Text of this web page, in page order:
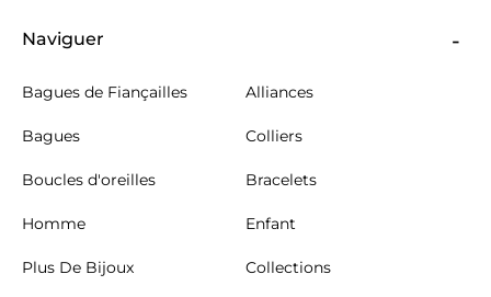
Naviguer
Bagues de Fiançailles Alliances
Bagues Colliers
Boucles d'oreilles Bracelets
Homme Enfant
Plus De Bijoux Collections